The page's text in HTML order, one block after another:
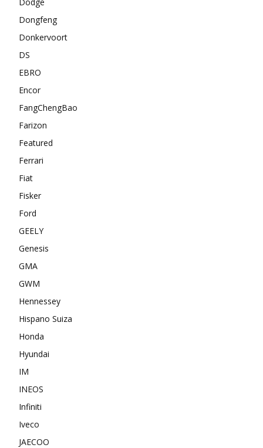
Dongfeng
Donkervoort
DS
EBRO
Encor
FangChengBao
Farizon
Featured
Ferrari
Fiat
Fisker
Ford
GEELY
Genesis
GMA
GWM
Hennessey
Hispano Suiza
Honda
Hyundai
IM
INEOS
Infiniti
Iveco
JAECOO